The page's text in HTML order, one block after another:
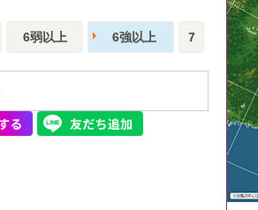
6弱以上 6強以上 7